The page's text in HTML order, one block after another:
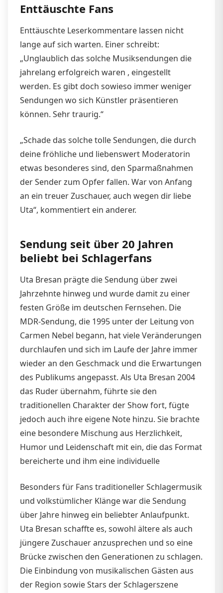
Enttäuschte Fans
Enttäuschte Leserkommentare lassen nicht
lange auf sich warten. Einer schreibt:
„Unglaublich das solche Musiksendungen die
jahrelang erfolgreich waren , eingestellt
werden. Es gibt doch sowieso immer weniger
Sendungen wo sich Künstler präsentieren
können. Sehr traurig.“
„Schade das solche tolle Sendungen, die durch
deine fröhliche und liebenswert Moderatorin
etwas besonderes sind, den Sparmaßnahmen
der Sender zum Opfer fallen. War von Anfang
an ein treuer Zuschauer, auch wegen dir liebe
Uta“, kommentiert ein anderer.
Sendung seit über 20 Jahren
beliebt bei Schlagerfans
Uta Bresan prägte die Sendung über zwei
Jahrzehnte hinweg und wurde damit zu einer
festen Größe im deutschen Fernsehen. Die
MDR-Sendung, die 1995 unter der Leitung von
Carmen Nebel begann, hat viele Veränderungen
durchlaufen und sich im Laufe der Jahre immer
wieder an den Geschmack und die Erwartungen
des Publikums angepasst. Als Uta Bresan 2004
das Ruder übernahm, führte sie den
traditionellen Charakter der Show fort, fügte
jedoch auch ihre eigene Note hinzu. Sie brachte
eine besondere Mischung aus Herzlichkeit,
Humor und Leidenschaft mit ein, die das Format
bereicherte und ihm eine individuelle
Besonders für Fans traditioneller Schlagermusik
und volkstümlicher Klänge war die Sendung
über Jahre hinweg ein beliebter Anlaufpunkt.
Uta Bresan schaffte es, sowohl ältere als auch
jüngere Zuschauer anzusprechen und so eine
Brücke zwischen den Generationen zu schlagen.
Die Einbindung von musikalischen Gästen aus
der Region sowie Stars der Schlagerszene